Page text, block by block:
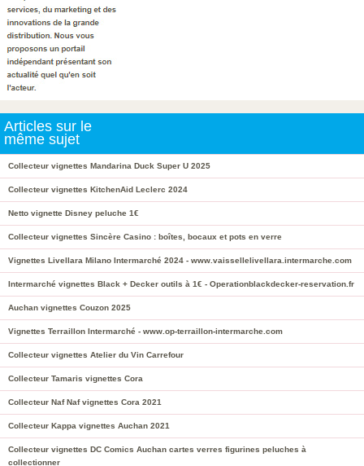
Articles sur le
même sujet
Collecteur vignettes Mandarina Duck Super U 2025
Collecteur vignettes KitchenAid Leclerc 2024
Netto vignette Disney peluche 1€
Collecteur vignettes Sincère Casino : boîtes, bocaux et pots en verre
Vignettes Livellara Milano Intermarché 2024 - www.vaissellelivellara.intermarche.com
Intermarché vignettes Black + Decker outils à 1€ - Operationblackdecker-reservation.fr
Auchan vignettes Couzon 2025
Vignettes Terraillon Intermarché - www.op-terraillon-intermarche.com
Collecteur vignettes Atelier du Vin Carrefour
Collecteur Tamaris vignettes Cora
Collecteur Naf Naf vignettes Cora 2021
Collecteur Kappa vignettes Auchan 2021
Collecteur vignettes DC Comics Auchan cartes verres figurines peluches à
collectionner